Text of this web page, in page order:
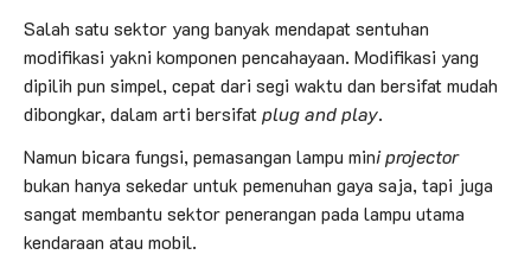
Salah satu sektor yang banyak mendapat sentuhan
modifikasi yakni komponen pencahayaan. Modifikasi yang
dipilih pun simpel, cepat dari segi waktu dan bersifat mudah
dibongkar, dalam arti bersifatplug and play.
Namun bicara fungsi, pemasangan lampu mini projector
bukan hanya sekedar untuk pemenuhan gaya saja, tapi juga
sangat membantu sektor penerangan pada lampu utama
kendaraan atau mobil.